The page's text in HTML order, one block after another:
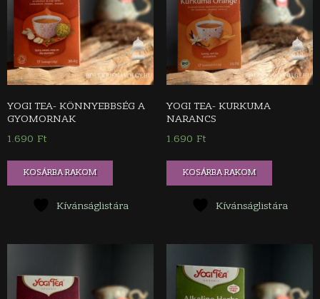
YOGI TEA- KÖNNYEBBSÉG A
GYOMORNAK
1.690 Ft
KOSÁRBA RAKOM
Kívánságlistára
YOGI TEA- KURKUMA
NARANCS
1.690 Ft
KOSÁRBA RAKOM
Kívánságlistára